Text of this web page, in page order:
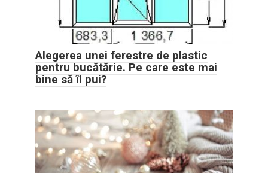
Alegerea unei ferestre de plastic
pentru bucătărie. Pe care este mai
bine să îl pui?